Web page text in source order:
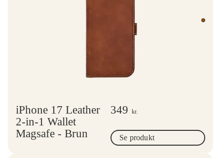
iPhone 17 Leather
2-in-1 Wallet
Magsafe - Brun
349 kr.
Se produkt